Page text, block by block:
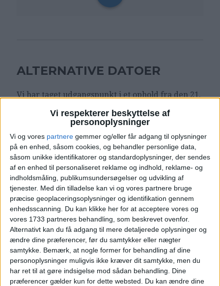
Vi respekterer beskyttelse af
personoplysninger
Vi og vores partnere gemmer og/eller får adgang til oplysninger
på en enhed, såsom cookies, og behandler personlige data,
såsom unikke identifikatorer og standardoplysninger, der sendes
af en enhed til personaliseret reklame og indhold, reklame- og
indholdsmåling, publikumsundersøgelser og udvikling af
tjenester. Med din tilladelse kan vi og vores partnere bruge
præcise geoplaceringsoplysninger og identifikation gennem
enhedsscanning. Du kan klikke her for at acceptere vores og
vores 1733 partneres behandling, som beskrevet ovenfor.
Alternativt kan du få adgang til mere detaljerede oplysninger og
ændre dine præferencer, før du samtykker eller nægter
samtykke. Bemærk, at nogle former for behandling af dine
personoplysninger muligvis ikke kræver dit samtykke, men du
har ret til at gøre indsigelse mod sådan behandling. Dine
præferencer gælder kun for dette websted. Du kan ændre dine
ALTERNATIVE DATOER
Vi har taget udgangspunkt i et ophold fra den 21.
priser på Munkebjerg Hotel. Se et udvalg i her:
KLIK PÅ DATOERNE
23. – 24.2 28.2 – 1.3 2. – 3.3
Læs videre efter Annoncen
Annonce